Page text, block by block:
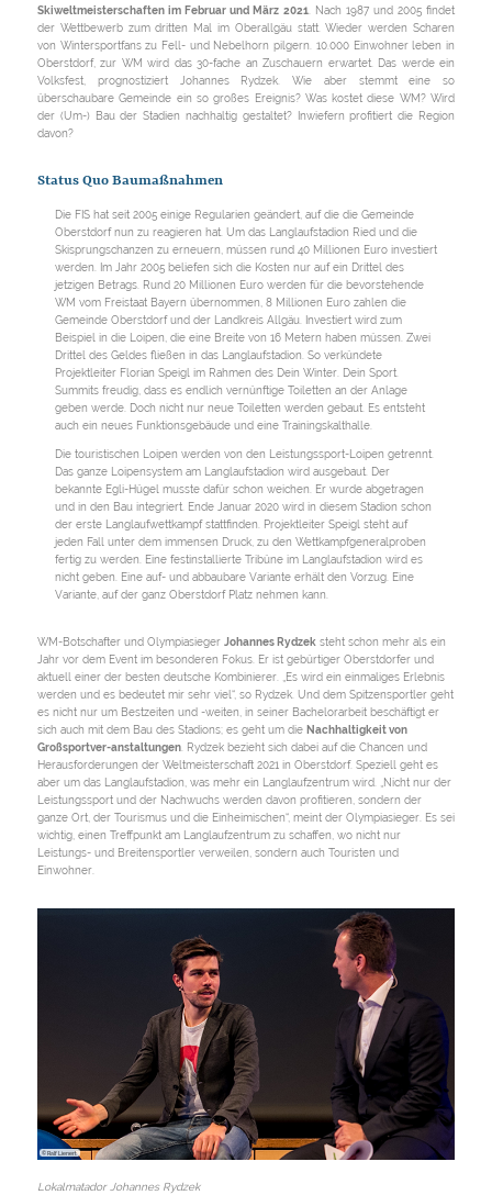
Skiweltmeisterschaften im Februar und März 2021. Nach 1987 und 2005 findet
der Wettbewerb zum dritten Mal im Oberallgäu statt. Wieder werden Scharen
von Wintersportfans zu Fell- und Nebelhorn pilgern. 10.000 Einwohner leben in
Oberstdorf, zur WM wird das 30-fache an Zuschauern erwartet. Das werde ein
Volksfest, prognostiziert Johannes Rydzek. Wie aber stemmt eine so
überschaubare Gemeinde ein so großes Ereignis? Was kostet diese WM? Wird
der (Um-) Bau der Stadien nachhaltig gestaltet? Inwiefern profitiert die Region
davon?
Status Quo Baumaßnahmen
Die FIS hat seit 2005 einige Regularien geändert, auf die die Gemeinde
Oberstdorf nun zu reagieren hat. Um das Langlaufstadion Ried und die
Skisprungschanzen zu erneuern, müssen rund 40 Millionen Euro investiert
werden. Im Jahr 2005 beliefen sich die Kosten nur auf ein Drittel des
jetzigen Betrags. Rund 20 Millionen Euro werden für die bevorstehende
WM vom Freistaat Bayern übernommen, 8 Millionen Euro zahlen die
Gemeinde Oberstdorf und der Landkreis Allgäu. Investiert wird zum
Beispiel in die Loipen, die eine Breite von 16 Metern haben müssen. Zwei
Drittel des Geldes fließen in das Langlaufstadion. So verkündete
Projektleiter Florian Speigl im Rahmen des Dein Winter. Dein Sport.
Summits freudig, dass es endlich vernünftige Toiletten an der Anlage
geben werde. Doch nicht nur neue Toiletten werden gebaut. Es entsteht
auch ein neues Funktionsgebäude und eine Trainingskalthalle.
Die touristischen Loipen werden von den Leistungssport-Loipen getrennt.
Das ganze Loipensystem am Langlaufstadion wird ausgebaut. Der
bekannte Egli-Hügel musste dafür schon weichen. Er wurde abgetragen
und in den Bau integriert. Ende Januar 2020 wird in diesem Stadion schon
der erste Langlaufwettkampf stattfinden. Projektleiter Speigl steht auf
jeden Fall unter dem immensen Druck, zu den Wettkampfgeneralproben
fertig zu werden. Eine festinstallierte Tribüne im Langlaufstadion wird es
nicht geben. Eine auf- und abbaubare Variante erhält den Vorzug. Eine
Variante, auf der ganz Oberstdorf Platz nehmen kann.
WM-Botschafter und Olympiasieger Johannes Rydzek steht schon mehr als ein
Jahr vor dem Event im besonderen Fokus. Er ist gebürtiger Oberstdorfer und
aktuell einer der besten deutsche Kombinierer. „Es wird ein einmaliges Erlebnis
werden und es bedeutet mir sehr viel“, so Rydzek. Und dem Spitzensportler geht
es nicht nur um Bestzeiten und -weiten, in seiner Bachelorarbeit beschäftigt er
sich auch mit dem Bau des Stadions; es geht um die Nachhaltigkeit von
Großsportver-anstaltungen . Rydzek bezieht sich dabei auf die Chancen und
Herausforderungen der Weltmeisterschaft 2021 in Oberstdorf. Speziell geht es
aber um das Langlaufstadion, was mehr ein Langlaufzentrum wird. „Nicht nur der
Leistungssport und der Nachwuchs werden davon profitieren, sondern der
ganze Ort, der Tourismus und die Einheimischen“, meint der Olympiasieger. Es sei
wichtig, einen Treffpunkt am Langlaufzentrum zu schaffen, wo nicht nur
Leistungs- und Breitensportler verweilen, sondern auch Touristen und
Einwohner.
© Ralf Lienert
Lokalmatador Johannes Rydzek